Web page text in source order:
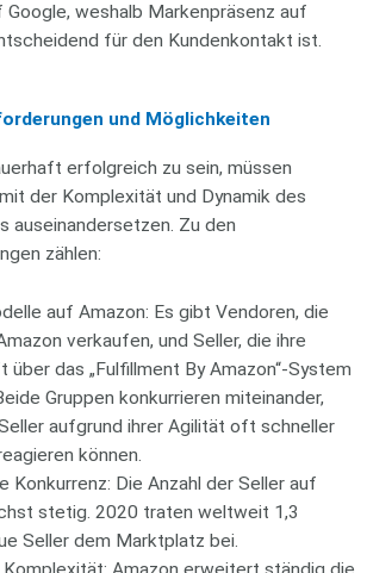
Google, weshalb Markenpräsenz auf
für den Kundenkontakt ist.
und Möglichkeiten
erfolgreich zu sein, müssen
der Komplexität und Dynamik des
auseinandersetzen. Zu den
zählen:
auf Amazon: Es gibt Vendoren, die
verkaufen, und Seller, die ihre
über das „Fulfillment By Amazon“-System
Gruppen konkurrieren miteinander,
aufgrund ihrer Agilität oft schneller
können.
Konkurrenz: Die Anzahl der Seller auf
stetig. 2020 traten weltweit 1,3
Seller dem Marktplatz bei.